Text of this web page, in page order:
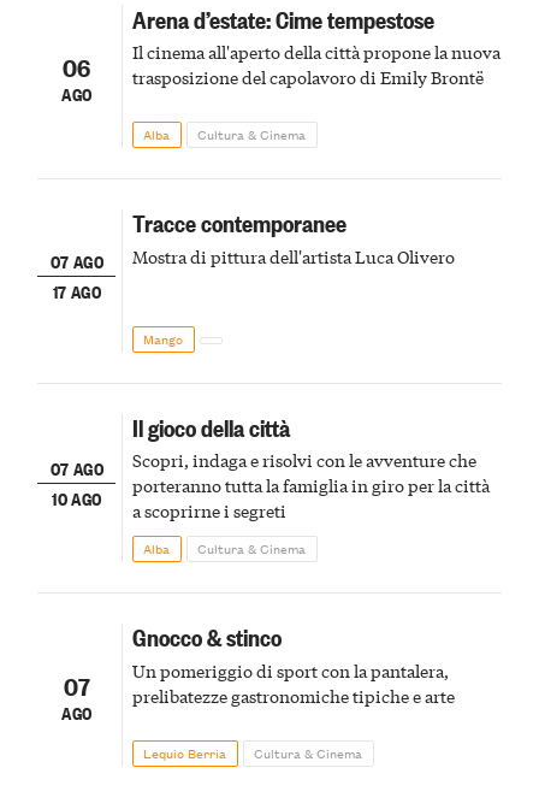
06
AGO
Arena d’estate: Cime tempestose
Il cinema all'aperto della città propone la nuova
trasposizione del capolavoro di Emily Brontë
Alba Cultura & Cinema
07 AGO
17 AGO
Tracce contemporanee
Mostra di pittura dell'artista Luca Olivero
Mango
07 AGO
10 AGO
Il gioco della città
Scopri, indaga e risolvi con le avventure che
porteranno tutta la famiglia in giro per la città
a scoprirne i segreti
Alba Cultura & Cinema
07
AGO
Gnocco & stinco
Un pomeriggio di sport con la pantalera,
prelibatezze gastronomiche tipiche e arte
Lequio Berria Cultura & Cinema